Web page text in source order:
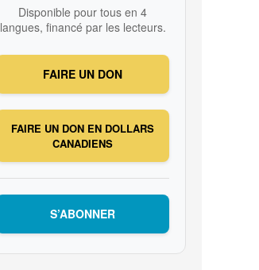
Disponible pour tous en 4
langues, financé par les lecteurs.
FAIRE UN DON
FAIRE UN DON EN DOLLARS
CANADIENS
S’ABONNER